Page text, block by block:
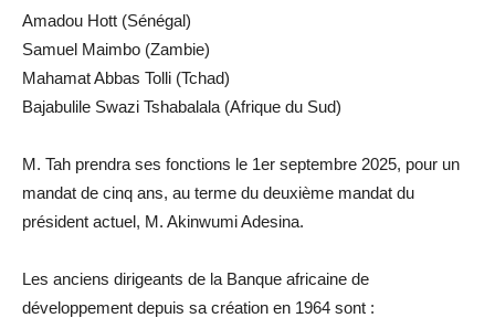
Amadou Hott (Sénégal)
Samuel Maimbo (Zambie)
Mahamat Abbas Tolli (Tchad)
Bajabulile Swazi Tshabalala (Afrique du Sud)
M. Tah prendra ses fonctions le 1er septembre 2025, pour un
mandat de cinq ans, au terme du deuxième mandat du
président actuel, M. Akinwumi Adesina.
Les anciens dirigeants de la Banque africaine de
développement depuis sa création en 1964 sont :